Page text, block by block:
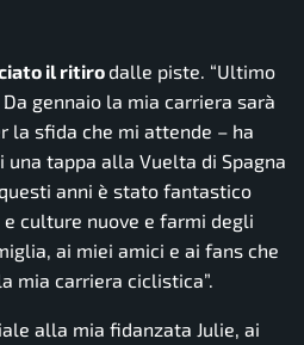
il ritiro dalle piste. “Ultimo
gennaio la mia carriera sarà
la sfida che mi attende – ha
tappa alla Vuelta di Spagna
anni è stato fantastico
culture nuove e farmi degli
ai miei amici e ai fans che
mia carriera ciclistica”.
alla mia fidanzata Julie, ai